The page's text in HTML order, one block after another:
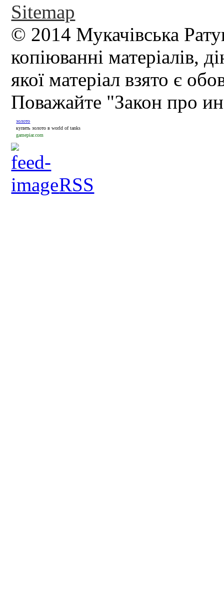
Sitemap
© 2014 Мукачівська
копіюванні матеріалів,
якої матеріал взято є
Поважайте "Закон про
золото
купить золото в world of tanks
gamepiar.com
RSS